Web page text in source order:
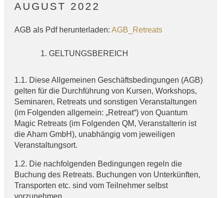
AUGUST 2022
AGB als Pdf herunterladen: AGB_Retreats
GELTUNGSBEREICH
1.1. Diese Allgemeinen Geschäftsbedingungen (AGB)
gelten für die Durchführung von Kursen, Workshops,
Seminaren, Retreats und sonstigen Veranstaltungen
(im Folgenden allgemein: „Retreat“) von Quantum
Magic Retreats (im Folgenden QM, Veranstalterin ist
die Aham GmbH), unabhängig vom jeweiligen
Veranstaltungsort.
1.2. Die nachfolgenden Bedingungen regeln die
Buchung des Retreats. Buchungen von Unterkünften,
Transporten etc. sind vom Teilnehmer selbst
vorzunehmen.